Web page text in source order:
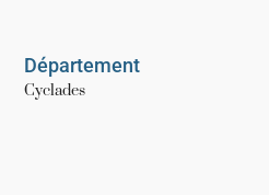
Département
Cyclades